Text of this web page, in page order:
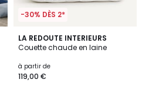
-30% DÈS 2*
LA REDOUTE INTERIEURS
Couette chaude en laine
à partir de
119,00 €